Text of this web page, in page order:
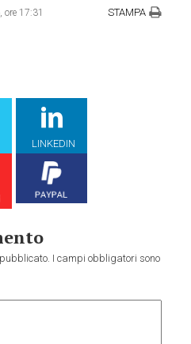
17:31 STAMPA
LINKEDIN
I campi obbligatori sono